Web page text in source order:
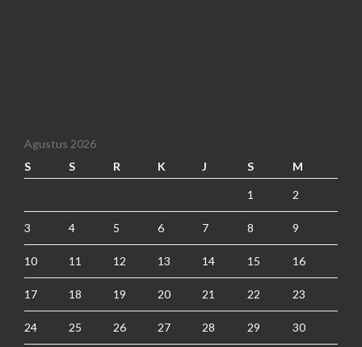
Agustus 2026
S
S R K J S M
1 2
3 4 5 6 7 8 9
10 11 12 13 14 15 16
17 18 19 20 21 22 23
24 25 26 27 28 29 30